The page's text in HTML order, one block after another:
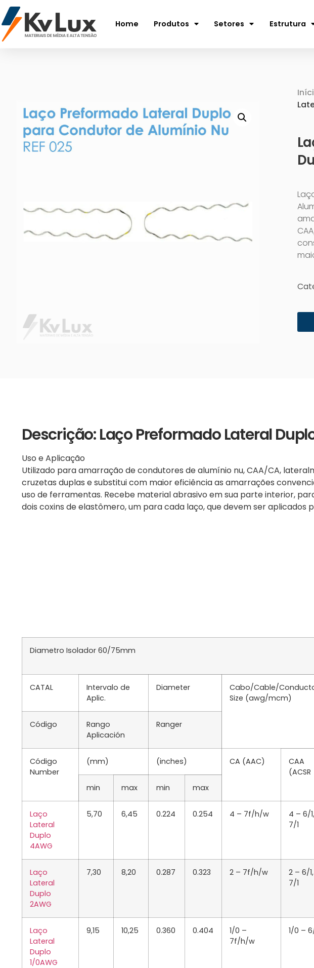
Home Produtos Setores Estrutura
Descrição: Laço Preformado Lateral
Uso e Aplicação
Utilizado para amarração de condutores de alumínio nu, CAA/CA,
cruzetas duplas e substitui com maior eficiência as amarrações
uso de ferramentas. Recebe material abrasivo em sua parte interior,
dois coxins de elastômero, um para cada laço, que devem ser aplicados
Diametro Isolador 60/75mm
CATAL
Intervalo de
Aplic.
Diameter
Cabo/Cable/
Size (awg/mcm)
Código
Rango
Aplicación
Ranger
Código
Number
(mm) (inches) CA (AAC)
CAA
(ACSR
min max min max
Laço
Lateral
Duplo
4AWG
5,70 6,45 0.224 0.254 4 – 7f/h/w
4 – 6/1,
7/1
Laço
Lateral
Duplo
2AWG
7,30 8,20 0.287 0.323 2 – 7f/h/w
2 – 6/1,
7/1
Laço
Lateral
Duplo
1/0AWG
9,15 10,25 0.360 0.404
1/0 –
7f/h/w
1/0 –